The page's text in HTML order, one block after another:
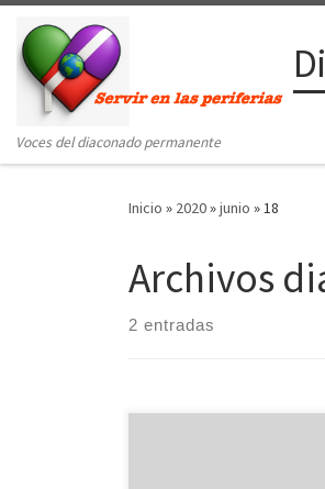
Saltar al contenido
Voces del diaconado permanente
Inicio » 2020»junio »18
Archivos
2 entradas